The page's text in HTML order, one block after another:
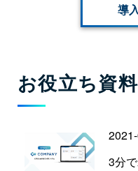
導
お役立ち資料
3分